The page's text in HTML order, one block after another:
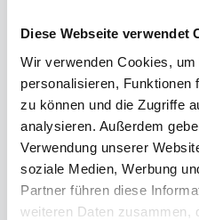
Diese Webseite verwendet
Wir verwenden Cookies,
personalisieren, Funktionen
zu können und die Zugriffe
analysieren. Außerdem
Verwendung unserer
soziale Medien, Werbung
Partner führen diese
weiteren Daten zusammen,
充安全装置。
测量范围为 0.03 µS 至
More info
General contact
Salutation*